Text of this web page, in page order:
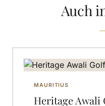
Auch
MAURITIUS
Heritage Awali